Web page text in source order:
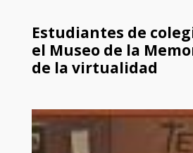
Estudiantes de
el Museo de la
de la virtualidad